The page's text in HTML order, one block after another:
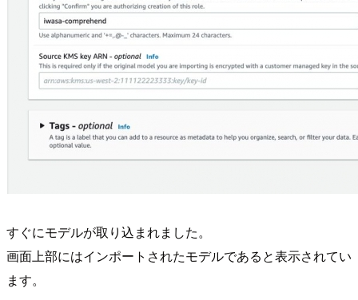
すぐにモデルが取り込まれました。
画面上部にはインポートされたモデルであると表示されてい
ます。